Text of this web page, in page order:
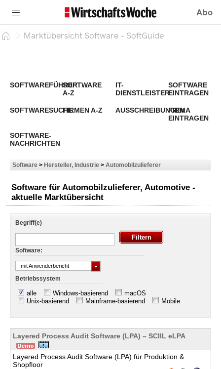
Abo
Marktübersicht Software - SoftGuide
SOFTWAREFÜHRERSOFTWARE
A-Z
IT-
DIENSTLEISTER
SOFTWARE
EINTRAGEN
SOFTWARESUCHEFIRMEN A-Z AUSSCHREIBUNGEN
FIRMA
EINTRAGEN
SOFTWARE-
NACHRICHTEN
Software > Hersteller, Industrie > Automobilzulieferer
Software für Automobilzulieferer, Automotive -
aktuelle Marktübersicht
Begriff(e)
Software:
mit Anwenderbericht
Betriebssystem
alle Windows-basierend
macOS
Unix-basierend
Mainframe-basierend Mobile
Layered Process Audit Software (LPA) – SCIIL eLPA
Layered Process Audit Software (LPA) für Produktion &
Shopfloor